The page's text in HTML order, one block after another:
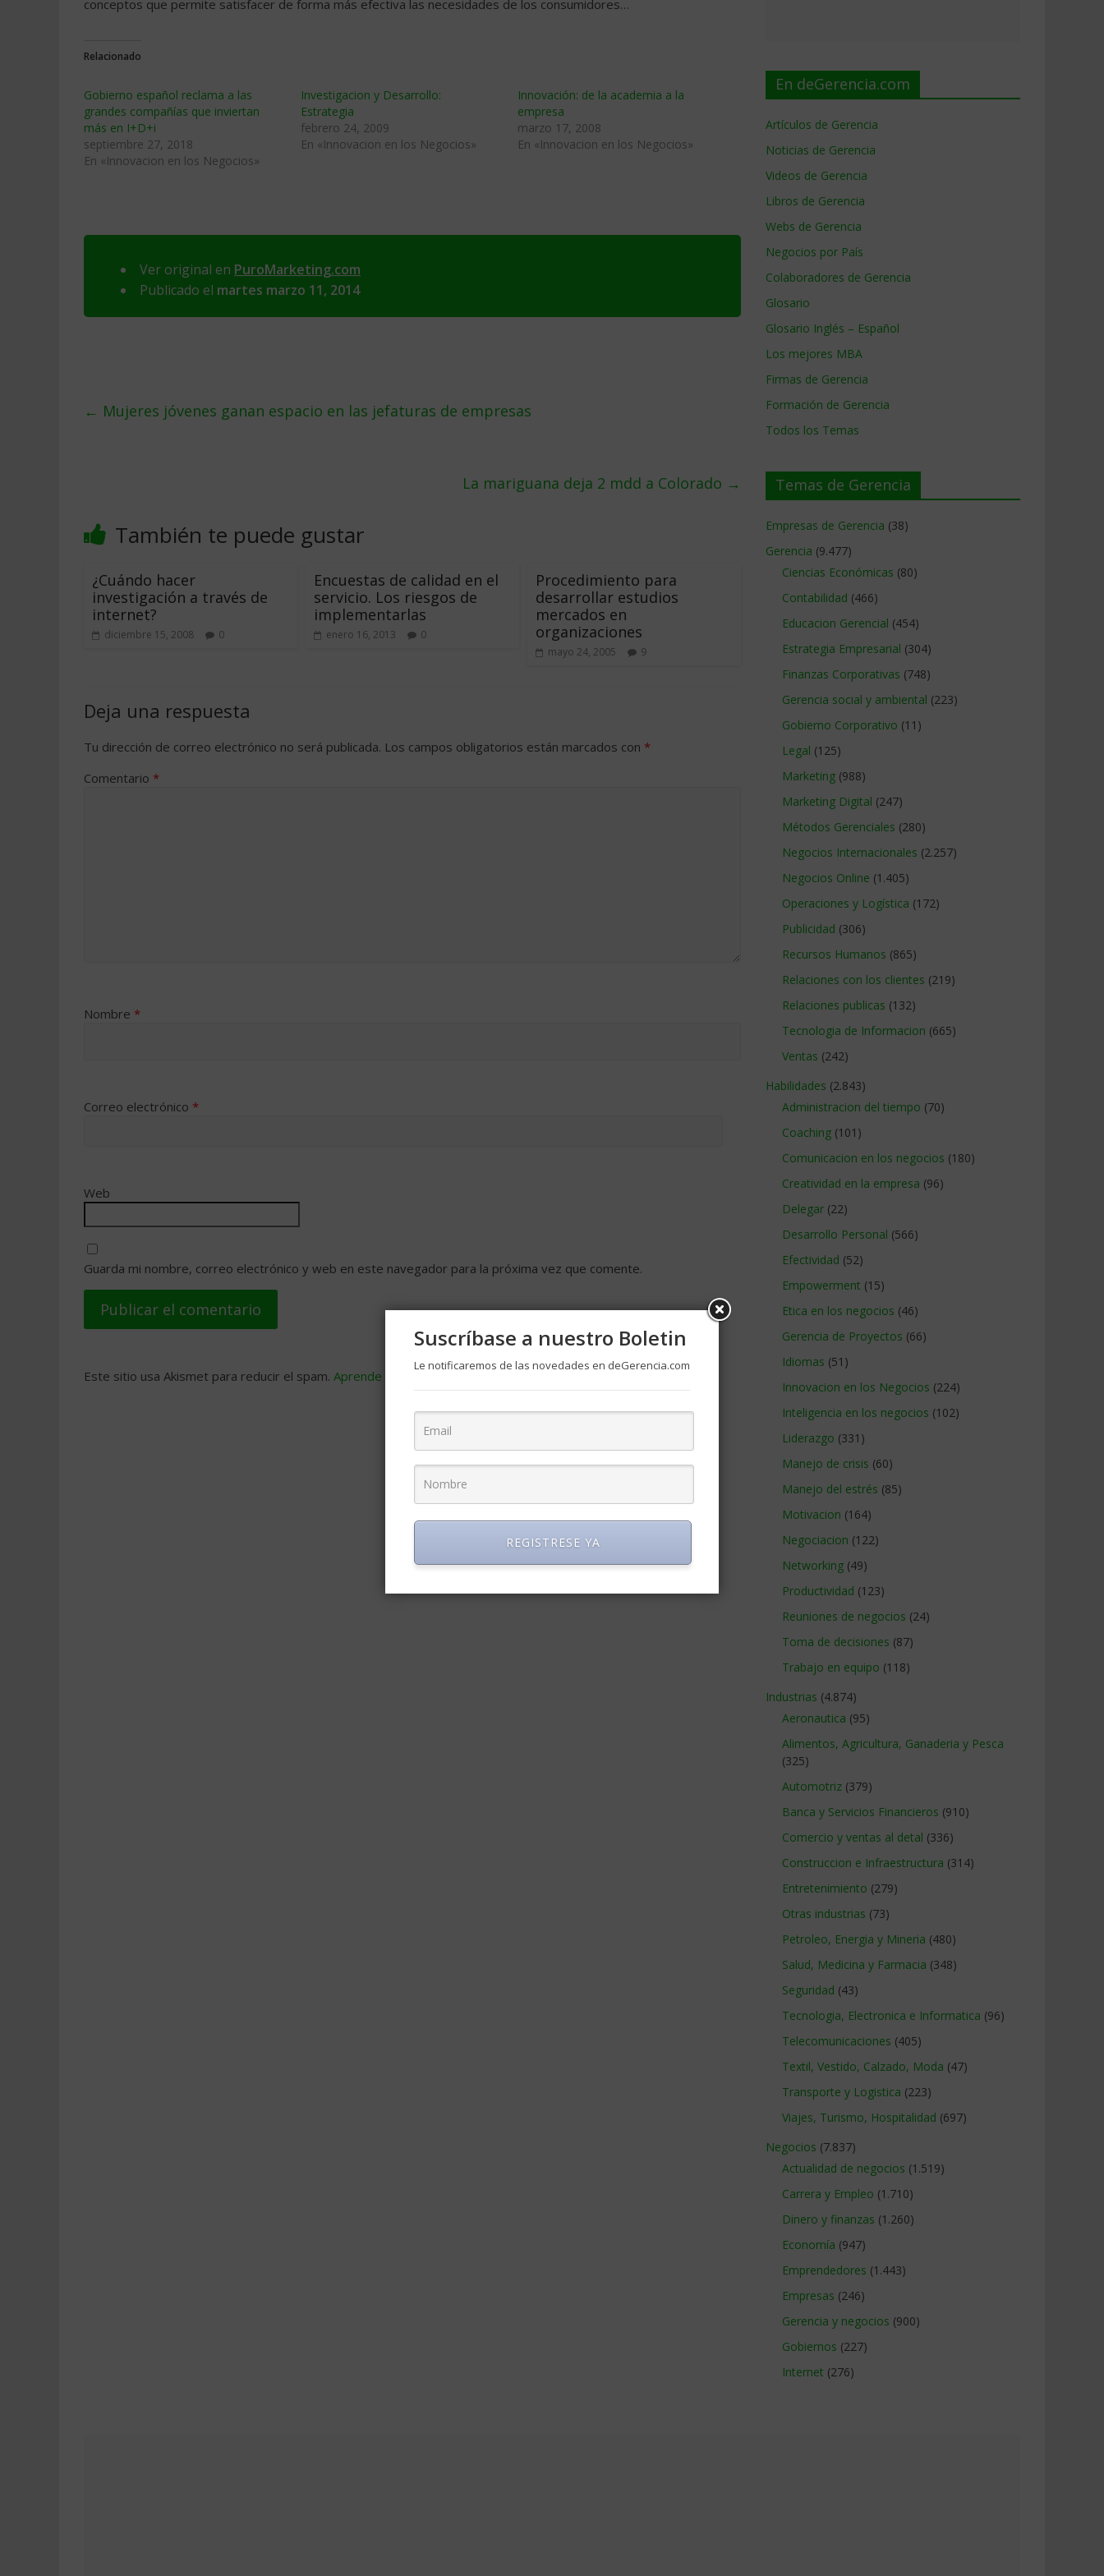
conceptos que permite satisfacer de forma más efectiva las necesidades de los consumidores…
Relacionado
Gobierno español reclama a las
grandes compañías que inviertan
más en I+D+i
septiembre 27, 2018
En «Innovacion en los Negocios»
Investigacion y Desarrollo:
Estrategia
febrero 24, 2009
En «Innovacion en los Negocios»
Innovación: de la academia a la
empresa
marzo 17, 2008
En «Innovacion en los Negocios»
Ver original en PuroMarketing.com
Publicado el martes marzo 11, 2014
← Mujeres jóvenes ganan espacio en las jefaturas de empresas
La mariguana deja 2 mdd a Colorado →
También te puede gustar
¿Cuándo hacer
investigación a través de
internet?
diciembre 15, 2008 0
Encuestas de calidad en el
servicio. Los riesgos de
implementarlas
enero 16, 2013 0
Procedimiento para
desarrollar estudios
mercados en
organizaciones
mayo 24, 2005 9
Deja una respuesta
Tu dirección de correo electrónico no será publicada. Los campos obligatorios están marcados con *
Comentario *
Nombre *
Correo electrónico *
Web
Guarda mi nombre, correo electrónico y web en este navegador para la próxima vez que comente.
Este sitio usa Akismet para reducir el spam. Aprende cómo se procesan los datos de tus comentarios
En deGerencia.com
Artículos de Gerencia
Noticias de Gerencia
Videos de Gerencia
Libros de Gerencia
Webs de Gerencia
Negocios por País
Colaboradores de Gerencia
Glosario
Glosario Inglés – Español
Los mejores MBA
Firmas de Gerencia
Formación de Gerencia
Todos los Temas
Temas de Gerencia
Empresas de Gerencia (38)
Gerencia (9.477)
Ciencias Económicas (80)
Contabilidad (466)
Educacion Gerencial (454)
Estrategia Empresarial (304)
Finanzas Corporativas (748)
Gerencia social y ambiental (223)
Gobierno Corporativo (11)
Legal (125)
Marketing (988)
Marketing Digital (247)
Métodos Gerenciales (280)
Negocios Internacionales (2.257)
Negocios Online (1.405)
Operaciones y Logística (172)
Publicidad (306)
Recursos Humanos (865)
Relaciones con los clientes (219)
Relaciones publicas (132)
Tecnologia de Informacion (665)
Ventas (242)
Habilidades (2.843)
Administracion del tiempo (70)
Coaching (101)
Comunicacion en los negocios (180)
Creatividad en la empresa (96)
Delegar (22)
Desarrollo Personal (566)
Efectividad (52)
Empowerment (15)
Etica en los negocios (46)
Gerencia de Proyectos (66)
Idiomas (51)
Innovacion en los Negocios (224)
Inteligencia en los negocios (102)
Liderazgo (331)
Manejo de crisis (60)
Manejo del estrés (85)
Motivacion (164)
Negociacion (122)
Networking (49)
Productividad (123)
Reuniones de negocios (24)
Toma de decisiones (87)
Trabajo en equipo (118)
Industrias (4.874)
Aeronautica (95)
Alimentos, Agricultura, Ganaderia y Pesca
(325)
Automotriz (379)
Banca y Servicios Financieros (910)
Comercio y ventas al detal (336)
Construccion e Infraestructura (314)
Entretenimiento (279)
Otras industrias (73)
Petroleo, Energia y Mineria (480)
Salud, Medicina y Farmacia (348)
Seguridad (43)
Tecnologia, Electronica e Informatica (96)
Telecomunicaciones (405)
Textil, Vestido, Calzado, Moda (47)
Transporte y Logistica (223)
Viajes, Turismo, Hospitalidad (697)
Negocios (7.837)
Actualidad de negocios (1.519)
Carrera y Empleo (1.710)
Dinero y finanzas (1.260)
Economía (947)
Emprendedores (1.443)
Empresas (246)
Gerencia y negocios (900)
Gobiernos (227)
Internet (276)
Suscríbase a nuestro Boletin
Le notificaremos de las novedades en deGerencia.com
REGISTRESE YA